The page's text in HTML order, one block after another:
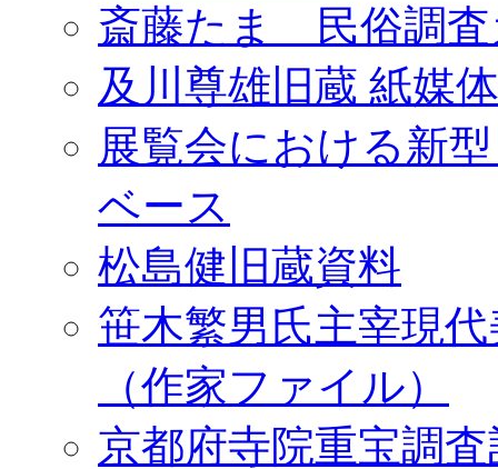
斎藤たま 民俗調査
及川尊雄旧蔵 紙媒
展覧会における新
ベース
松島健旧蔵資料
笹木繁男氏主宰現
（作家ファイル）
京都府寺院重宝調